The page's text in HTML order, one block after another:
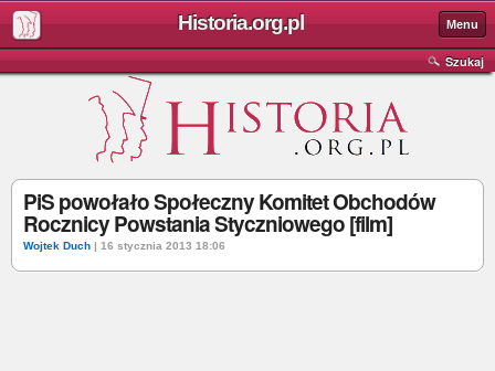
Historia.org.pl Menu
Szukaj
PiS powołało Społeczny Komitet Obchodów
Rocznicy Powstania Styczniowego [film]
Wojtek Duch | 16 stycznia 2013 18:06